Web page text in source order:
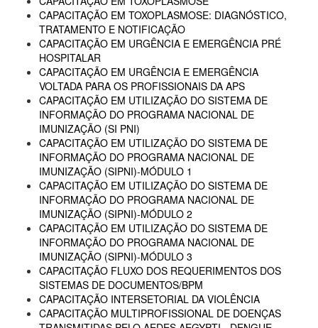
CAPACITAÇÃO EM TOXOPLASMOSE: DIAGNÓSTICO,
TRATAMENTO E NOTIFICAÇÃO
CAPACITAÇÃO EM URGÊNCIA E EMERGÊNCIA PRÉ
HOSPITALAR
CAPACITAÇÃO EM URGÊNCIA E EMERGÊNCIA
VOLTADA PARA OS PROFISSIONAIS DA APS
CAPACITAÇÃO EM UTILIZAÇÃO DO SISTEMA DE
INFORMAÇÃO DO PROGRAMA NACIONAL DE
IMUNIZAÇÃO (SI PNI)
CAPACITAÇÃO EM UTILIZAÇÃO DO SISTEMA DE
INFORMAÇÃO DO PROGRAMA NACIONAL DE
IMUNIZAÇÃO (SIPNI)-MÓDULO 1
CAPACITAÇÃO EM UTILIZAÇÃO DO SISTEMA DE
INFORMAÇÃO DO PROGRAMA NACIONAL DE
IMUNIZAÇÃO (SIPNI)-MÓDULO 2
CAPACITAÇÃO EM UTILIZAÇÃO DO SISTEMA DE
INFORMAÇÃO DO PROGRAMA NACIONAL DE
IMUNIZAÇÃO (SIPNI)-MÓDULO 3
CAPACITAÇÃO FLUXO DOS REQUERIMENTOS DOS
SISTEMAS DE DOCUMENTOS/BPM
CAPACITAÇÃO INTERSETORIAL DA VIOLÊNCIA
CAPACITAÇÃO MULTIPROFISSIONAL DE DOENÇAS